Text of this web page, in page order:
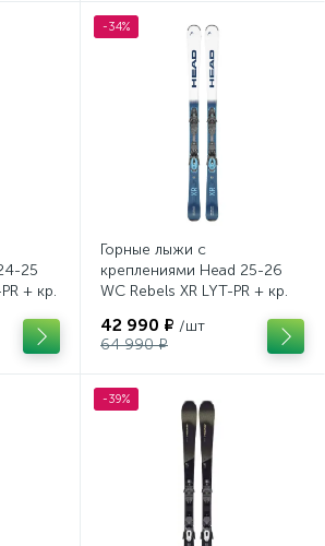
25
+ кр.
-34%
Горные лыжи с
креплениями Head 25-26
WC Rebels XR LYT-PR + кр.
42 990 ₽ /шт
64 990 ₽
-39%